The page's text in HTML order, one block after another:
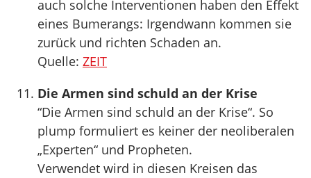
auch solche Interventionen haben den Effekt
eines Bumerangs: Irgendwann kommen sie
zurück und richten Schaden an.
Quelle: ZEIT
Die Armen sind schuld an der Krise
“Die Armen sind schuld an der Krise“. So
plump formuliert es keiner der neoliberalen
„Experten“ und Propheten.
Verwendet wird in diesen Kreisen das